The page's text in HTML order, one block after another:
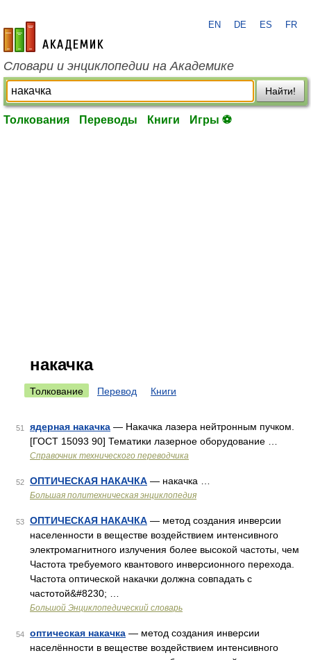
academic.ru
EN DE ES FR
Словари и энциклопедии на Академике
Найти!
Толкования Переводы Книги Игры ⚽
накачка
Толкование Перевод Книги
51 ядерная накачка — Накачка лазера нейтронным пучком.
[ГОСТ 15093 90] Тематики лазерное оборудование …
Справочник технического переводчика
52 ОПТИЧЕСКАЯ НАКАЧКА — накачка …
Большая политехническая энциклопедия
53 ОПТИЧЕСКАЯ НАКАЧКА — метод создания инверсии
населенности в веществе воздействием интенсивного
электромагнитного излучения более высокой частоты, чем
Частота требуемого квантового инверсионного перехода.
Частота оптической накачки должна совпадать с
частотой&#8230; …
Большой Энциклопедический словарь
54 оптическая накачка — метод создания инверсии
населённости в веществе воздействием интенсивного